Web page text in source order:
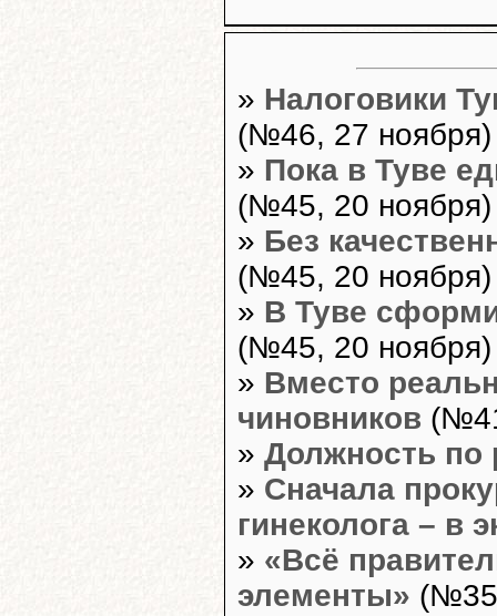
» Налоговики
(№46, 27 ноября)
» Пока в Туве
(№45, 20 ноября)
» Без
(№45, 20 ноября)
» В Туве
(№45, 20 ноября)
» Вместо
чиновников
» Должность по
» Сначала
гинеколога – в
» «Всё
элементы»